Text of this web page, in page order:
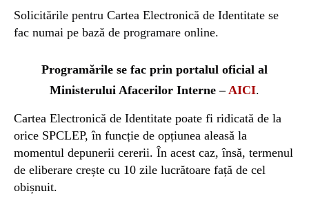
Solicitările pentru Cartea Electronică de Identitate se
fac numai pe bază de programare online.
Programările se fac prin portalul oficial al
Ministerului Afacerilor Interne –AICI.
Cartea Electronică de Identitate poate fi ridicată de la
orice SPCLEP, în funcție de opțiunea aleasă la
momentul depunerii cererii. În acest caz, însă, termenul
de eliberare crește cu 10 zile lucrătoare față de cel
obișnuit.